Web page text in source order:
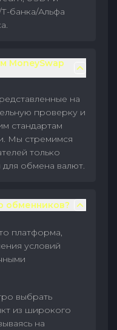
банка/Альфа
MoneySwap
на
проверку и
стандартам
Мы стремимся
только
обмена валют.
обменников?
платформа,
условий
выбрать
из широкого
на